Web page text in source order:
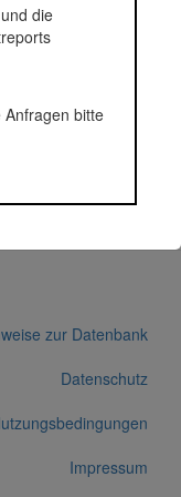
Euro
zur Datenbank
Datenschutz
Impressum
die
bitte